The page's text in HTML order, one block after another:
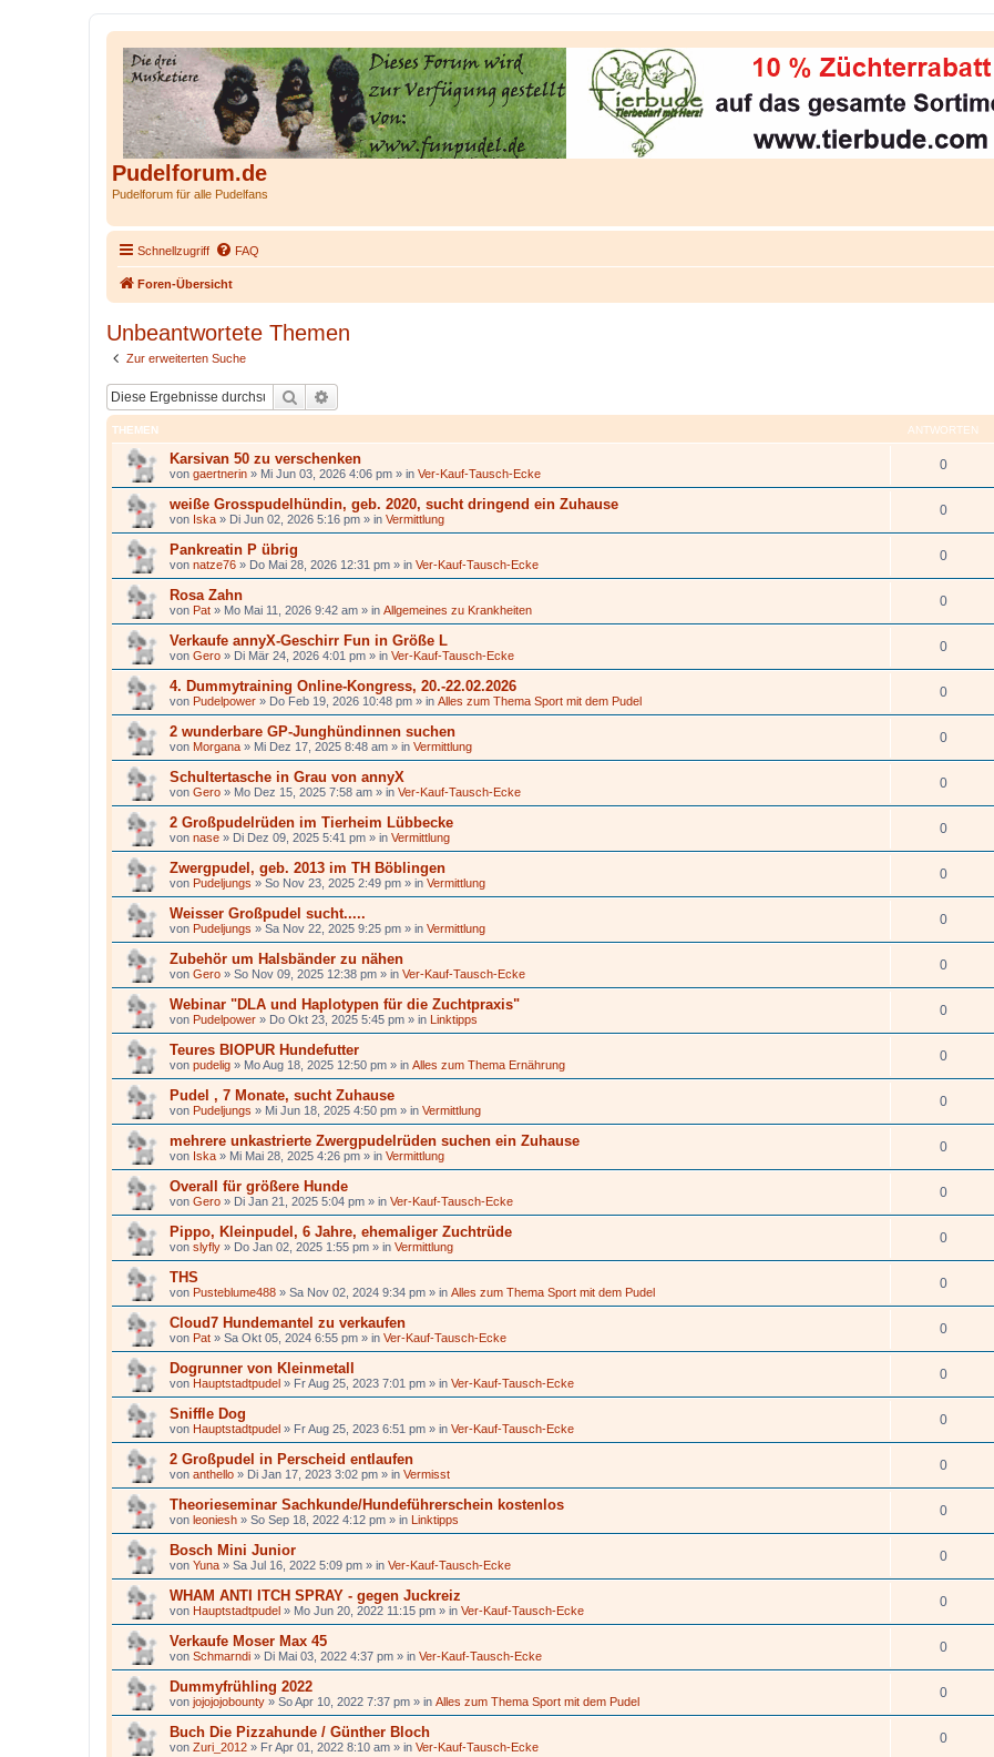
Pudelforum.de
Pudelforum für alle Pudelfans
Schnellzugriff FAQ
Foren-Übersicht
Unbeantwortete Themen
Zur erweiterten Suche
Suche
THEMEN ANTWORTEN
Karsivan 50 zu verschenken
von gaertnerin » Mi Jun 03, 2026 4:06 pm » in Ver-Kauf-Tausch-Ecke
0
weiße Grosspudelhündin, geb. 2020, sucht dringend ein Zuhause
von Iska » Di Jun 02, 2026 5:16 pm » in Vermittlung
0
Pankreatin P übrig
von natze76 » Do Mai 28, 2026 12:31 pm » in Ver-Kauf-Tausch-Ecke
0
Rosa Zahn
von Pat » Mo Mai 11, 2026 9:42 am » in Allgemeines zu Krankheiten
0
Verkaufe annyX-Geschirr Fun in Größe L
von Gero » Di Mär 24, 2026 4:01 pm » in Ver-Kauf-Tausch-Ecke
0
4. Dummytraining Online-Kongress, 20.-22.02.2026
von Pudelpower » Do Feb 19, 2026 10:48 pm » in Alles zum Thema Sport mit dem Pudel
0
2 wunderbare GP-Junghündinnen suchen
von Morgana » Mi Dez 17, 2025 8:48 am » in Vermittlung
0
Schultertasche in Grau von annyX
von Gero » Mo Dez 15, 2025 7:58 am » in Ver-Kauf-Tausch-Ecke
0
2 Großpudelrüden im Tierheim Lübbecke
von nase » Di Dez 09, 2025 5:41 pm » in Vermittlung
0
Zwergpudel, geb. 2013 im TH Böblingen
von Pudeljungs » So Nov 23, 2025 2:49 pm » in Vermittlung
0
Weisser Großpudel sucht.....
von Pudeljungs » Sa Nov 22, 2025 9:25 pm » in Vermittlung
0
Zubehör um Halsbänder zu nähen
von Gero » So Nov 09, 2025 12:38 pm » in Ver-Kauf-Tausch-Ecke
0
Webinar "DLA und Haplotypen für die Zuchtpraxis"
von Pudelpower » Do Okt 23, 2025 5:45 pm » in Linktipps
0
Teures BIOPUR Hundefutter
von pudelig » Mo Aug 18, 2025 12:50 pm » in Alles zum Thema Ernährung
0
Pudel , 7 Monate, sucht Zuhause
von Pudeljungs » Mi Jun 18, 2025 4:50 pm » in Vermittlung
0
mehrere unkastrierte Zwergpudelrüden suchen ein Zuhause
von Iska » Mi Mai 28, 2025 4:26 pm » in Vermittlung
0
Overall für größere Hunde
von Gero » Di Jan 21, 2025 5:04 pm » in Ver-Kauf-Tausch-Ecke
0
Pippo, Kleinpudel, 6 Jahre, ehemaliger Zuchtrüde
von slyfly » Do Jan 02, 2025 1:55 pm » in Vermittlung
0
THS
von Pusteblume488 » Sa Nov 02, 2024 9:34 pm » in Alles zum Thema Sport mit dem Pudel
0
Cloud7 Hundemantel zu verkaufen
von Pat » Sa Okt 05, 2024 6:55 pm » in Ver-Kauf-Tausch-Ecke
0
Dogrunner von Kleinmetall
von Hauptstadtpudel » Fr Aug 25, 2023 7:01 pm » in Ver-Kauf-Tausch-Ecke
0
Sniffle Dog
von Hauptstadtpudel » Fr Aug 25, 2023 6:51 pm » in Ver-Kauf-Tausch-Ecke
0
2 Großpudel in Perscheid entlaufen
von anthello » Di Jan 17, 2023 3:02 pm » in Vermisst
0
Theorieseminar Sachkunde/Hundeführerschein kostenlos
von leoniesh » So Sep 18, 2022 4:12 pm » in Linktipps
0
Bosch Mini Junior
von Yuna » Sa Jul 16, 2022 5:09 pm » in Ver-Kauf-Tausch-Ecke
0
WHAM ANTI ITCH SPRAY - gegen Juckreiz
von Hauptstadtpudel » Mo Jun 20, 2022 11:15 pm » in Ver-Kauf-Tausch-Ecke
0
Verkaufe Moser Max 45
von Schmarndi » Di Mai 03, 2022 4:37 pm » in Ver-Kauf-Tausch-Ecke
0
Dummyfrühling 2022
von jojojojobounty » So Apr 10, 2022 7:37 pm » in Alles zum Thema Sport mit dem Pudel
0
Buch Die Pizzahunde / Günther Bloch
von Zuri_2012 » Fr Apr 01, 2022 8:10 am » in Ver-Kauf-Tausch-Ecke
0